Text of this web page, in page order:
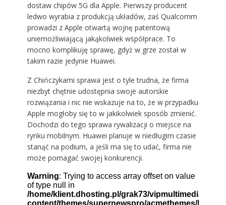
dostaw chipów 5G dla Apple. Pierwszy producent
ledwo wyrabia z produkcją układów, zaś Qualcomm
prowadzi z Apple otwartą wojnę patentową
uniemożliwiającą jakąkolwiek współprace. To
mocno komplikuję sprawę, gdyż w grze został w
takim razie jedynie Huawei.
Z Chińczykami sprawa jest o tyle trudna, że firma
niezbyt chętnie udostępnia swoje autorskie
rozwiązania i nic nie wskazuje na to, że w przypadku
Apple mogłoby się to w jakikolwiek sposób zmienić.
Dochodzi do tego sprawa rywalizacji o miejsce na
rynku mobilnym. Huawei planuje w niedługim czasie
stanąć na podium, a jeśli ma się to udać, firma nie
może pomagać swojej konkurencji.